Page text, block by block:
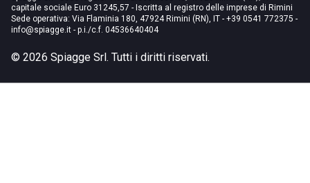
capitale sociale Euro 31245,57 - Iscritta al registro delle imprese di Rimini
Sede operativa: Via Flaminia 180, 47924 Rimini (RN), IT - +39 0541 772375 -
info@spiagge.it - p.i./c.f. 04536640404
© 2026 Spiagge Srl. Tutti i diritti riservati.